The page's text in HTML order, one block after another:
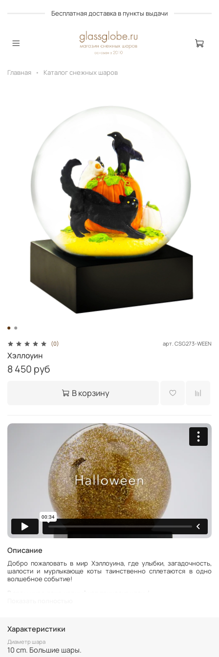
Бесплатная доставка в пункты выдачи
Главная Каталог снежных шаров
(0) арт. CSG273-WEEN
Хэллоуин
8 450 руб
В корзину
Описание
Добро пожаловать в мир Хэллоуина, где улыбки, загадочность,
шалости и мурлыкающе коты таинственно сплетаются в одно
волшебное событие!
В этом мире даже черный кот приносит удачу!
композицию под блеск золотых блесток, переливающихся и
сияющих, словно тысячи маленьких огоньков.
Характеристики
Диаметр шара
10 cm. Большие шары.